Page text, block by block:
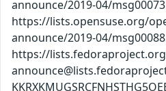
announce/2019-04/
https://lists.opensuse.org/
announce/2019-04/
https://